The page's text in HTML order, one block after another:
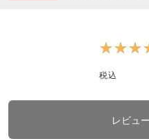
税込
レビュ